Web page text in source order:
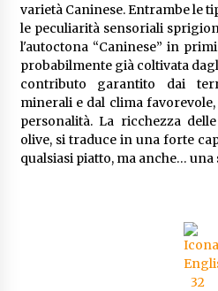
varietà Caninese. Entrambe le
le peculiarità sensoriali
l'autoctona “Caninese” in
probabilmente già coltivata
contributo garantito dai
minerali e dal clima
personalità. La ricchezza
olive, si traduce in una forte
qualsiasi piatto, ma anche… una